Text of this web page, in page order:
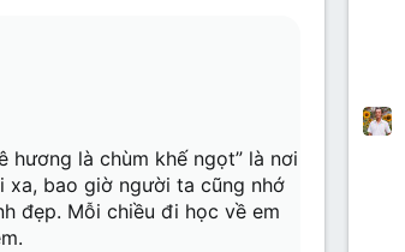
hương là chùm khế ngọt” là nơi
xa, bao giờ người ta cũng nhớ
đẹp. Mỗi chiều đi học về em